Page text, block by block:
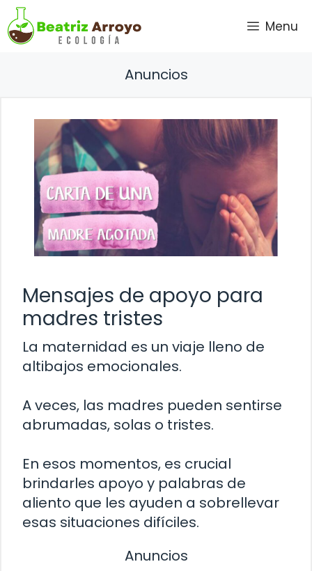
Saltar
al
contenido
Menu
Anuncios
Mensajes de apoyo para
madres tristes
La maternidad es un viaje lleno de
altibajos emocionales.
A veces, las madres pueden sentirse
abrumadas, solas o tristes.
En esos momentos, es crucial
brindarles apoyo y palabras de
aliento que les ayuden a sobrellevar
esas situaciones difíciles.
Anuncios